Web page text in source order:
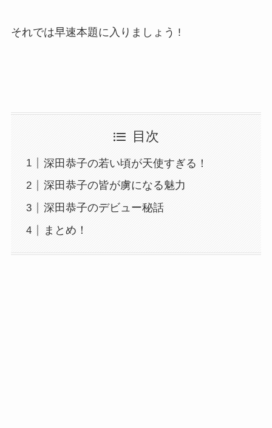
それでは早速本題に入りましょう !
目次
深田恭子の若い頃が天使すぎる！
深田恭子の皆が虜になる魅力
深田恭子のデビュー秘話
まとめ！